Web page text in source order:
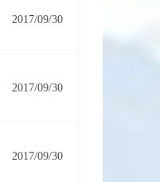
2017/09/30
2017/09/30
2017/09/30